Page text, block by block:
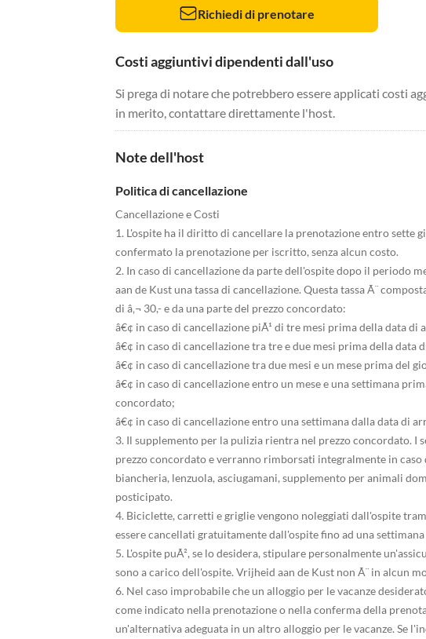
Richiedi di prenotare
Costi aggiuntivi dipendenti dall'uso
Si prega di notare che potrebbero essere applicati costi
in merito, contattare direttamente l'host.
Note dell'host
Politica di cancellazione
Cancellazione e Costi
1. L'ospite ha il diritto di cancellare la prenotazione entro sette
confermato la prenotazione per iscritto, senza alcun costo.
2. In caso di cancellazione da parte dell'ospite dopo il periodo
aan de Kust una tassa di cancellazione. Questa tassa Ã¨
di â‚¬ 30,- e da una parte del prezzo concordato:
â€¢ in caso di cancellazione piÃ¹ di tre mesi prima della data
â€¢ in caso di cancellazione tra tre e due mesi prima della data
â€¢ in caso di cancellazione tra due mesi e un mese prima del
â€¢ in caso di cancellazione entro un mese e una settimana
concordato;
â€¢ in caso di cancellazione entro una settimana dalla data di
3. Il supplemento per la pulizia rientra nel prezzo concordato. I
prezzo concordato e verranno rimborsati integralmente in
biancheria, lenzuola, asciugamani, supplemento per animali
posticipato.
4. Biciclette, carretti e griglie vengono noleggiati dall'ospite
essere cancellati gratuitamente dall'ospite fino ad una
5. L'ospite puÃ², se lo desidera, stipulare personalmente
sono a carico dell'ospite. Vrijheid aan de Kust non Ã¨ in alcun
6. Nel caso improbabile che un alloggio per le vacanze
come indicato nella prenotazione o nella conferma della
un'alternativa adeguata in un altro alloggio per le vacanze. Se